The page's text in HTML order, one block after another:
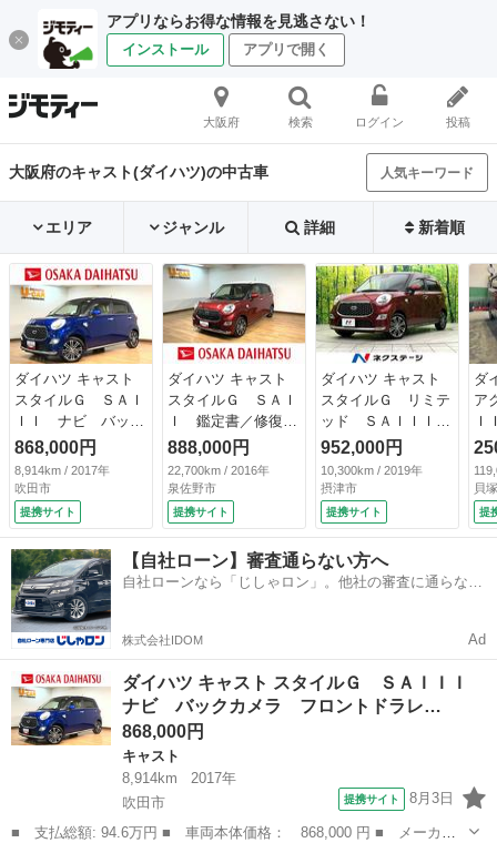
アプリならお得な情報を見逃さない！
インストール アプリで開く
大阪府 検索 ログイン 投稿
大阪府のキャスト(ダイハツ)の中古車 人気キーワード
エリア ジャンル 詳細 新着順
ダイハツ キャスト
スタイルＧ ＳＡＩ
ＩＩ ナビ バック
カメラ フロントド
ラレコ スマートア
シストＩＩＩ ナ
ビ バックカメラ
フロントドライブレ
コーダー ＥＴＣ車
載器 キーフリーシ
ステム ＬＥＤヘッ
ドライト オートエ
アコン 純正アルミ
ホイール オートハ
イビーム プッシュ
スタート （車検整
備付）
868,000円
8,914km / 2017年
吹田市
提携サイト
ダイハツ キャスト
スタイルＧ ＳＡＩ
Ｉ 鑑定書／修復歴
無／点検整備渡し
鑑定書付き／走行
２．３万キロ／ナビ
／バックカメラ／Ｔ
Ｖ／ＵＳＢ／Ｂｌｕ
ｅｔｏｏｔｈ／ＥＴ
Ｃ／衝突軽減ブレー
キ／ＬＥＤライト／
トエアコン／革巻き
渡し／キーフリー
（検9.2）
888,000円
22,700km / 2016年
泉佐野市
提携サイト
ダイハツ キャスト
スタイルＧ リミテ
ッド ＳＡＩＩＩ
禁煙車 純正ＳＤナ
ビ 全周囲カメラ
衝突被害軽減システ
ム ドライブレコー
ダー スマートキ
ー ＬＥＤヘッドラ
イト ＥＴＣ 純正
１５インチアルミ
（車検整備付）
952,000円
10,300km / 2019年
摂津市
提携サイト
ダ
ア
Ｔ
ー
ス
ア
月
貝
提
【自社ローン】審査通らない方へ
自社ローンなら「じしゃロン」。他社の審査に通らなか
株式会社IDOM Ad
ダイハツ キャスト スタイルＧ ＳＡＩＩＩ
ナビ バックカメラ フロントドラレ…
868,000円
キャスト
8,914km
2017年
吹田市
提携サイト 8月3日
■ 支払総額: 94.6万円 ■ 車両本体価格： 868,000 円 ■ メーカー